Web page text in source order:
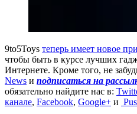
9to5Toys теперь имеет новое
чтобы быть в курсе лучших
Интернете. Кроме того, не
News и подписаться на
обязательно найдите нас в:
канале, Facebook, Google+ и